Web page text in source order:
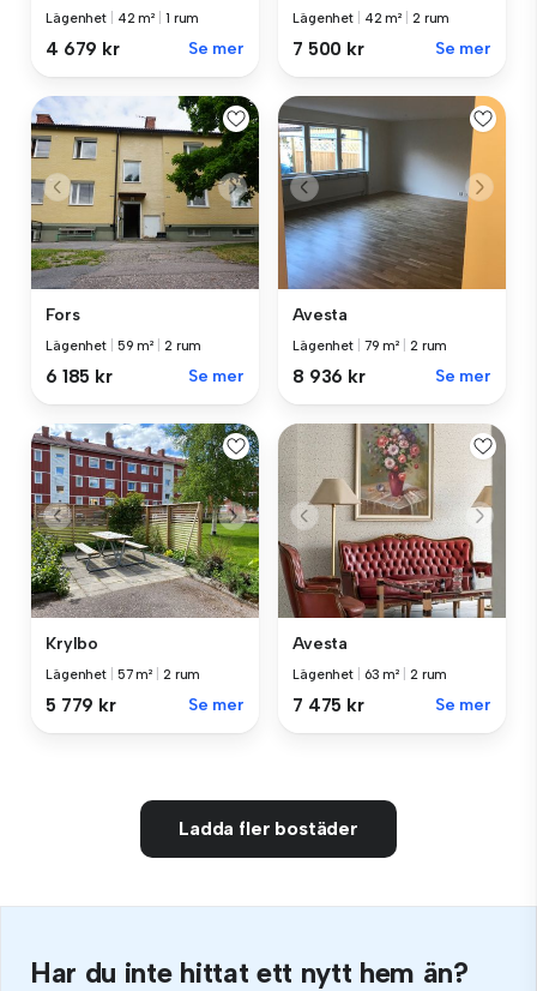
Lägenhet 42 m² 1 rum
4 679 kr Se mer
Lägenhet 42 m² 2 rum
7 500 kr Se mer
Fors
Lägenhet 59 m² 2 rum
6 185 kr Se mer
Avesta
Lägenhet 79 m² 2 rum
8 936 kr Se mer
Krylbo
Lägenhet 57 m² 2 rum
5 779 kr Se mer
Avesta
Lägenhet 63 m² 2 rum
7 475 kr Se mer
Ladda fler bostäder
Har du inte hittat ett nytt hem än?